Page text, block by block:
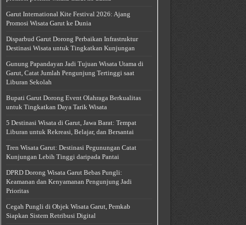
Garut International Kite Festival 2026: Ajang
Promosi Wisata Garut ke Dunia
Disparbud Garut Dorong Perbaikan Infrastruktur
Destinasi Wisata untuk Tingkatkan Kunjungan
Gunung Papandayan Jadi Tujuan Wisata Utama di
Garut, Catat Jumlah Pengunjung Tertinggi saat
Liburan Sekolah
Bupati Garut Dorong Event Olahraga Berkualitas
untuk Tingkatkan Daya Tarik Wisata
5 Destinasi Wisata di Garut, Jawa Barat: Tempat
Liburan untuk Rekreasi, Belajar, dan Bersantai
Tren Wisata Garut: Destinasi Pegunungan Catat
Kunjungan Lebih Tinggi daripada Pantai
DPRD Dorong Wisata Garut Bebas Pungli:
Keamanan dan Kenyamanan Pengunjung Jadi
Prioritas
Cegah Pungli di Objek Wisata Garut, Pemkab
Siapkan Sistem Retribusi Digital